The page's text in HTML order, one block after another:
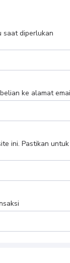
saat diperlukan
ke alamat
ini. Pastikan untuk